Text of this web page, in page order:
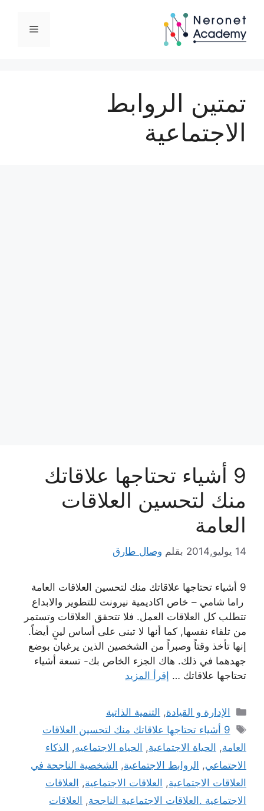
المحتوى
القائمة
تمتين الروابط
الاجتماعية
9 أشياء تحتاجها علاقاتك
منك لتحسين العلاقات
العامة
14 يوليو,2014 بقلم وصال طارق
9 أشياء تحتاجها علاقاتك منك لتحسين العلاقات العامة
راما شامي – خاص اكاديمية نيرونت للتطوير والابداع
تتطلب كل العلاقات العمل. فلا تتحقق العلاقات وتستمر
من تلقاء نفسها, كما أنها لا تبنى على أساس لينٍ أيضاً.
إنها تأخذ وقتاً وصبراً من الشخصين الذين يرغبان بوضع
جهدهما في ذلك. هاك الجزء الخاص بك- تسعة أشياء
تحتاجها علاقاتك … إقرأ المزيد
التصنيفات
الإدارة و القيادة, التنمية الذاتية
الوسوم
9 أشياء تحتاجها علاقاتك منك لتحسين العلاقات
العامة, الحياة الاجتماعية, الحياه الاجتماعيه, الذكاء
الاجتماعي, الروابط الاجتماعية, الشخصية الناجحة في
العلاقات الاجتماعية, العلاقات الاجتماعية, العلاقات
الاجتماعية .العلاقات الاجتماعية الناجحة, العلاقات